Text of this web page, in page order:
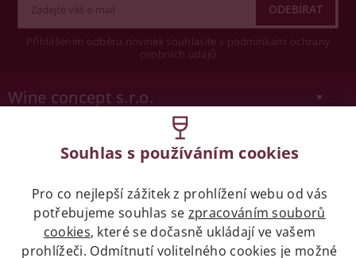
Přihlášením odběru novinek souhlasíte s podmínkami ochrany
osobních údajů
Wine concept s.r.o.
mladších 18 let.
Naše služby
Souhlas s používáním cookies
Pro co nejlepší zážitek z prohlížení webu od vás
potřebujeme souhlas se zpracováním souborů
cookies, které se dočasně ukládají ve vašem
prohlížeči. Odmítnutí volitelného cookies je možné